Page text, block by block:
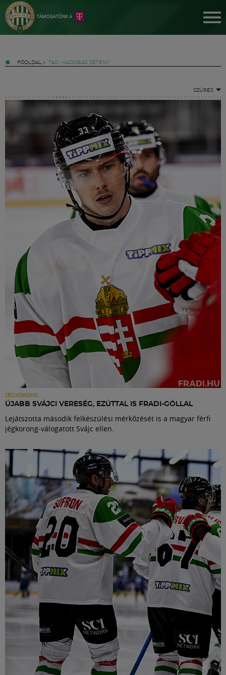
FŐOLDAL » TAG: HADOBÁS ZÉTÉNY
SZŰRÉS
JÉGKORONG
ÚJABB SVÁJCI VERESÉG, EZÚTTAL IS FRADI-GÓLLAL
Lejátszotta második felkészülési mérkőzését is a magyar férfi
jégkorong-válogatott Svájc ellen.
Jegyek
FM YouTube +
Hírek
Szakosztályok
Meccscenter
Klub
Szolgáltatások
Shop
Közösség
Múzeum
English